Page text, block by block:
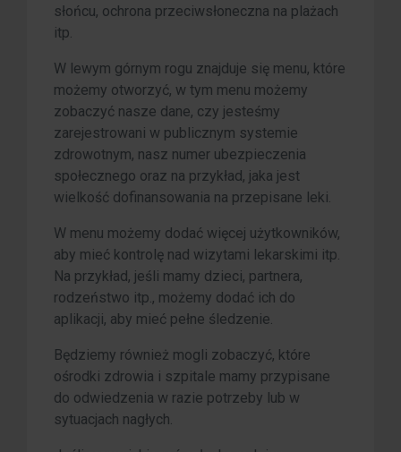
słońcu, ochrona przeciwsłoneczna na plażach
itp.
W lewym górnym rogu znajduje się menu, które
możemy otworzyć, w tym menu możemy
zobaczyć nasze dane, czy jesteśmy
zarejestrowani w publicznym systemie
zdrowotnym, nasz numer ubezpieczenia
społecznego oraz na przykład, jaka jest
wielkość dofinansowania na przepisane leki.
W menu możemy dodać więcej użytkowników,
aby mieć kontrolę nad wizytami lekarskimi itp.
Na przykład, jeśli mamy dzieci, partnera,
rodzeństwo itp., możemy dodać ich do
aplikacji, aby mieć pełne śledzenie.
Będziemy również mogli zobaczyć, które
ośrodki zdrowia i szpitale mamy przypisane
do odwiedzenia w razie potrzeby lub w
sytuacjach nagłych.